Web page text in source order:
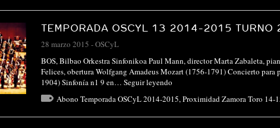
TEMPORADA OSCYL 13 2014-2015 TURNO
28 marzo 2015 -OSCyL
BOS, Bilbao Orkestra Sinfonikoa Paul Mann, director Marta Zabaleta,
Felices, obertura Wolfgang Amadeus Mozart (1756-1791) Concierto
1904) Sinfonía n1 9 en… Seguir leyendo
Abono Temporada OSCyL 2014-2015, Proximidad Zamora Toro 14-